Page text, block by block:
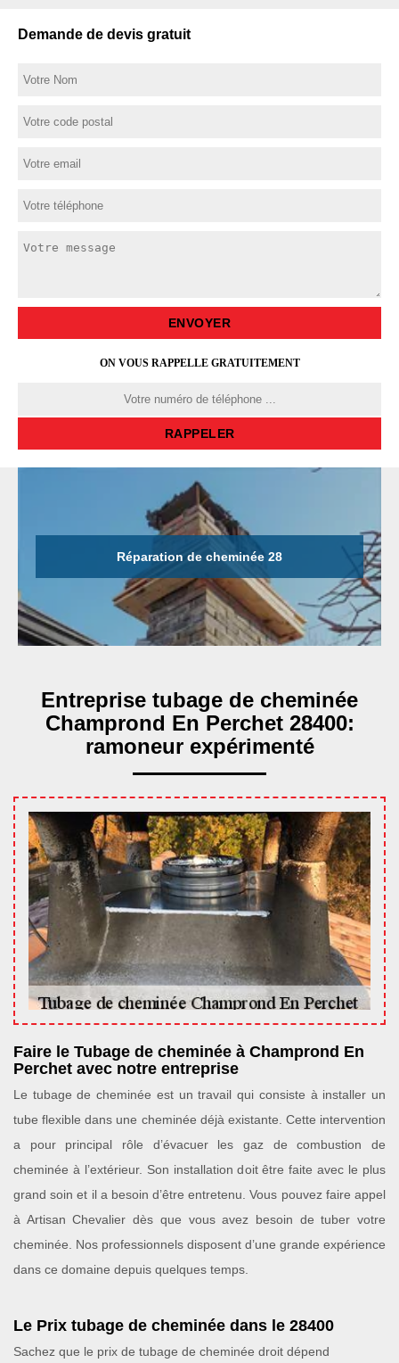
Demande de devis gratuit
ON VOUS RAPPELLE GRATUITEMENT
Réparation de cheminée 28
Entreprise tubage de cheminée
Champrond En Perchet 28400:
ramoneur expérimenté
Faire le Tubage de cheminée à Champrond En
Perchet avec notre entreprise
Le tubage de cheminée est un travail qui consiste à installer un
tube flexible dans une cheminée déjà existante. Cette intervention
a pour principal rôle d’évacuer les gaz de combustion de
cheminée à l’extérieur. Son installation doit être faite avec le plus
grand soin et il a besoin d’être entretenu. Vous pouvez faire appel
à Artisan Chevalier dès que vous avez besoin de tuber votre
cheminée. Nos professionnels disposent d’une grande expérience
dans ce domaine depuis quelques temps.
Le Prix tubage de cheminée dans le 28400
Sachez que le prix de tubage de cheminée droit dépend